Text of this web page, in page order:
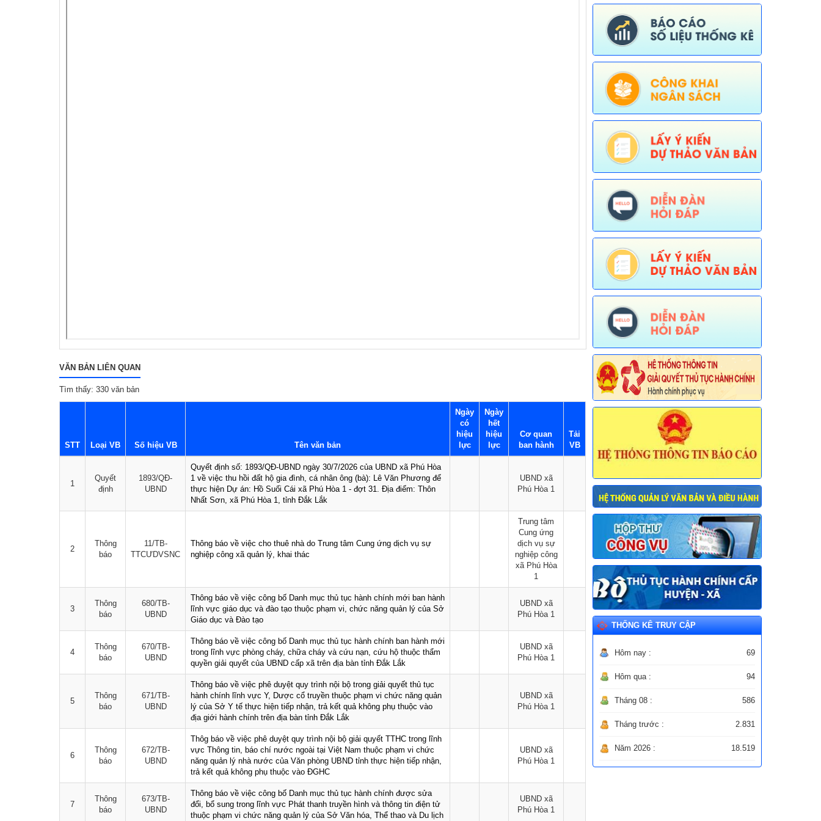
VĂN BẢN LIÊN QUAN
Tìm thấy: 330 văn bản
STT Loại VB Số hiệu VB Tên văn bản
Ngày
có
hiệu
lực
Ngày
hết
hiệu
lực
Cơ quan
ban hành
Tải
VB
1
Quyết
định
1893/QĐ-
UBND
Quyết định số: 1893/QĐ-UBND ngày 30/7/2026 của UBND xã Phú Hòa
1 về việc thu hồi đất hộ gia đình, cá nhân ông (bà): Lê Văn Phương để
thực hiện Dự án: Hồ Suối Cái xã Phú Hòa 1 - đợt 31. Địa điểm: Thôn
Nhất Sơn, xã Phú Hòa 1, tỉnh Đắk Lắk
UBND xã
Phú Hòa 1
2
Thông
báo
11/TB-
TTCƯDVSNC
Thông báo về việc cho thuê nhà do Trung tâm Cung ứng dịch vụ sự
nghiệp công xã quản lý, khai thác
Trung tâm
Cung ứng
dịch vụ sự
nghiệp công
xã Phú Hòa
1
3
Thông
báo
680/TB-
UBND
Thông báo về việc công bố Danh mục thủ tục hành chính mới ban hành
lĩnh vực giáo dục và đào tạo thuộc phạm vi, chức năng quản lý của Sở
Giáo dục và Đào tạo
UBND xã
Phú Hòa 1
4
Thông
báo
670/TB-
UBND
Thông báo về việc công bố Danh mục thủ tục hành chính ban hành mới
trong lĩnh vực phòng cháy, chữa cháy và cứu nạn, cứu hộ thuộc thẩm
quyền giải quyết của UBND cấp xã trên địa bàn tỉnh Đắk Lắk
UBND xã
Phú Hòa 1
5
Thông
báo
671/TB-
UBND
Thông báo về việc phê duyệt quy trình nội bộ trong giải quyết thủ tục
hành chính lĩnh vực Y, Dược cổ truyền thuộc phạm vi chức năng quản
lý của Sở Y tế thực hiện tiếp nhận, trả kết quả không phụ thuộc vào
địa giới hành chính trên địa bàn tỉnh Đắk Lắk
UBND xã
Phú Hòa 1
6
Thông
báo
672/TB-
UBND
Thôg báo về việc phê duyệt quy trình nội bộ giải quyết TTHC trong lĩnh
vực Thông tin, báo chí nước ngoài tại Việt Nam thuộc phạm vi chức
năng quản lý nhà nước của Văn phòng UBND tỉnh thực hiện tiếp nhận,
trả kết quả không phụ thuộc vào ĐGHC
UBND xã
Phú Hòa 1
7
Thông
báo
673/TB-
UBND
Thông báo về việc công bố Danh mục thủ tục hành chính được sửa
đổi, bổ sung trong lĩnh vực Phát thanh truyền hình và thông tin điện tử
thuộc phạm vi chức năng quản lý của Sở Văn hóa, Thể thao và Du lịch
UBND xã
Phú Hòa 1
THỐNG KÊ TRUY CẬP
Hôm nay : 69
Hôm qua : 94
Tháng 08 : 586
Tháng trước : 2.831
Năm 2026 : 18.519